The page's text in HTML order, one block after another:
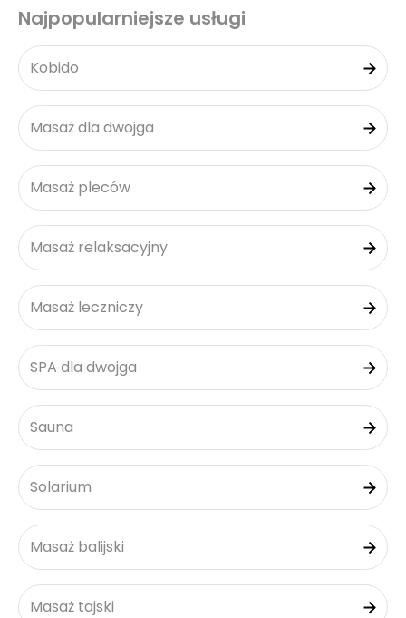
Najpopularniejsze usługi
Kobido
Masaż dla dwojga
Masaż pleców
Masaż relaksacyjny
Masaż leczniczy
SPA dla dwojga
Sauna
Solarium
Masaż balijski
Masaż tajski